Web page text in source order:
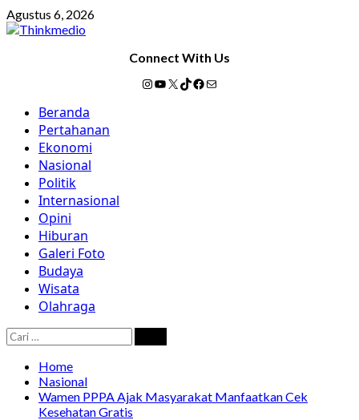
Skip
to
Agustus 6, 2026
Connect With Us
Instagram
YouTube
X TikTok
Facebook
Mail
Primary
Menu
Beranda
Pertahanan
Ekonomi
Nasional
Politik
Internasional
Opini
Hiburan
Galeri Foto
Budaya
Wisata
Olahraga
Cari
untuk:
Home
Nasional
Wamen PPPA Ajak Masyarakat Manfaatkan Cek
Kesehatan Gratis